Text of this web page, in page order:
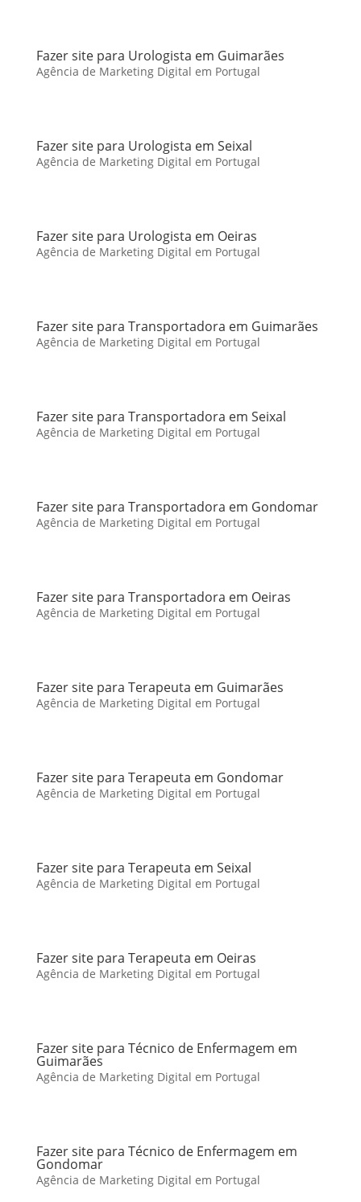
Fazer site para Urologista em Guimarães
Agência de Marketing Digital em Portugal
Fazer site para Urologista em Seixal
Agência de Marketing Digital em Portugal
Fazer site para Urologista em Oeiras
Agência de Marketing Digital em Portugal
Fazer site para Transportadora em Guimarães
Agência de Marketing Digital em Portugal
Fazer site para Transportadora em Seixal
Agência de Marketing Digital em Portugal
Fazer site para Transportadora em Gondomar
Agência de Marketing Digital em Portugal
Fazer site para Transportadora em Oeiras
Agência de Marketing Digital em Portugal
Fazer site para Terapeuta em Guimarães
Agência de Marketing Digital em Portugal
Fazer site para Terapeuta em Gondomar
Agência de Marketing Digital em Portugal
Fazer site para Terapeuta em Seixal
Agência de Marketing Digital em Portugal
Fazer site para Terapeuta em Oeiras
Agência de Marketing Digital em Portugal
Fazer site para Técnico de Enfermagem em
Guimarães
Agência de Marketing Digital em Portugal
Fazer site para Técnico de Enfermagem em
Gondomar
Agência de Marketing Digital em Portugal